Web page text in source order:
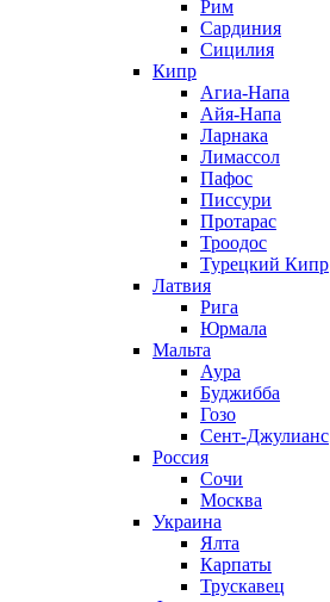
Рим
Сардиния
Сицилия
Кипр
Агиа-Напа
Айя-Напа
Ларнака
Лимассол
Пафос
Писсури
Протарас
Троодос
Турецкий Кипр
Латвия
Рига
Юрмала
Мальта
Аура
Буджибба
Гозо
Сент-Джулианс
Россия
Сочи
Москва
Украина
Ялта
Карпаты
Трускавец